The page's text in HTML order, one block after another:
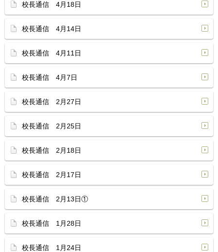
校長通信 4月18日
校長通信 4月14日
校長通信 4月11日
校長通信 4月7日
校長通信 2月27日
校長通信 2月25日
校長通信 2月18日
校長通信 2月17日
校長通信 2月13日①
校長通信 1月28日
校長通信 1月24日